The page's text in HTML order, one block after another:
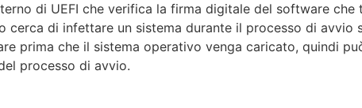
di UEFI che verifica la firma digitale del software che
cerca di infettare un sistema durante il processo di avvio
prima che il sistema operativo venga caricato, quindi
processo di avvio.